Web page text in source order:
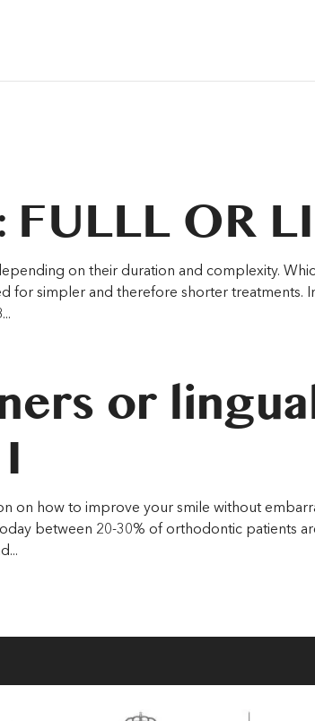
OR
on their duration and complexity.
for simpler and therefore shorter treatments.
or
on how to improve your smile without
between 20-30% of orthodontic patients